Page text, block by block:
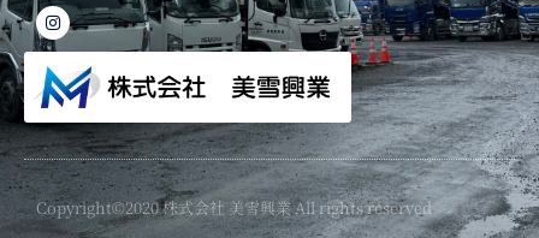
I
n
s
a
g
a
m
Copyright©2020 株式会社 美雪興業 All rights reserved